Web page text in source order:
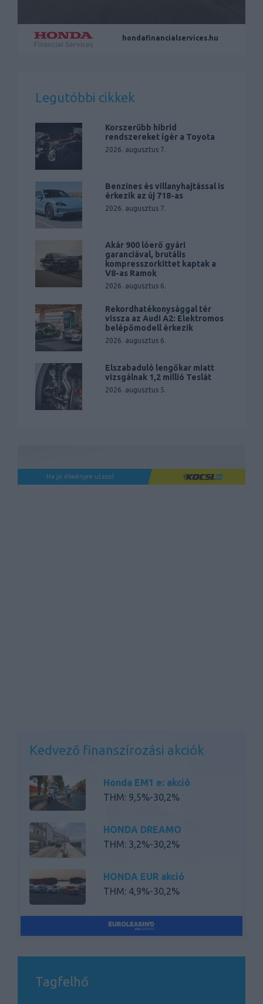
hondafinancialservices.hu
Legutóbbi cikkek
Korszerűbb hibrid
rendszereket ígér a Toyota
2026. augusztus 7.
Benzines és villanyhajtással is
érkezik az új 718-as
2026. augusztus 7.
Akár 900 lóerő gyári
garanciával, brutális
kompresszorkittet kaptak a
V8-as Ramok
2026. augusztus 6.
Rekordhatékonysággal tér
vissza az Audi A2: Elektromos
belépőmodell érkezik
2026. augusztus 6.
Elszabaduló lengőkar miatt
vizsgálnak 1,2 millió Teslát
2026. augusztus 5.
Ha jó élményre utazol
Kedvező finanszírozási akciók
Honda EM1 e: akció
THM: 9,5%-30,2%
HONDA DREAMO
THM: 3,2%-30,2%
HONDA EUR akció
THM: 4,9%-30,2%
HONDA BASIC
THM: 6,5%-30,2%
Tagfelhő